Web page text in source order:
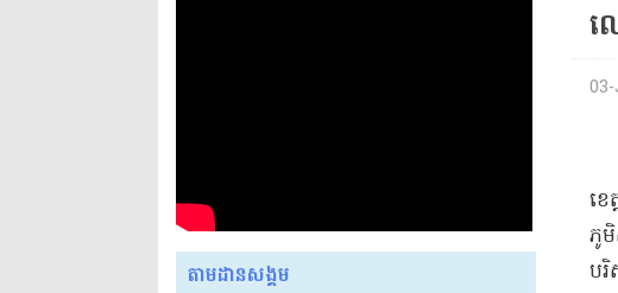
តាមដានសង្គម
ល
ខេ
ភូមិ
បរិ